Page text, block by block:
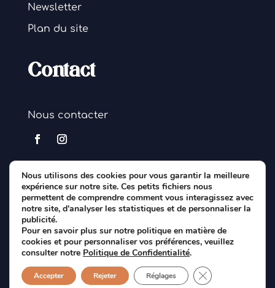
Newsletter
Plan du site
Contact
Nous contacter
Politique de
confidentialité
Conditions générales
d'utilisation
EASE Parenting © 2026
Site réalisé parAquila Web
Nous utilisons des cookies pour vous garantir la meilleure
expérience sur notre site. Ces petits fichiers nous
permettent de comprendre comment vous interagissez avec
notre site, d'analyser les statistiques et de personnaliser la
publicité.
Pour en savoir plus sur notre politique en matière de
cookies et pour personnaliser vos préférences, veuillez
consulter notre Politique de Confidentialité.
Accepter Rejeter Réglages Fermer la